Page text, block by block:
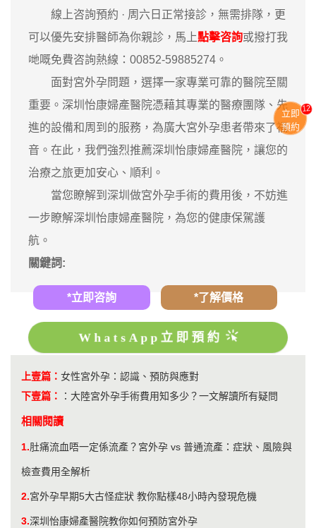
‎線上咨詢預約 · ‎周六日正常接診，無需排隊，更
可以優先安排醫師為你親診，馬上點擊咨詢或撥打我
哋嘅免費咨詢熱線：00852-59885274。
面對宮外孕問題，選擇一家專業可靠的醫院至關
重要。深圳怡康婦產醫院憑藉其專業的醫療團隊、先
進的設備和周到的服務，為廣大宮外孕患者帶來了福
音。在此，我們強烈推薦深圳怡康婦產醫院，讓您的
治療之旅更加安心、順利。
當您瞭解到深圳做宮外孕手術的費用後，不妨進
一步瞭解深圳怡康婦產醫院，為您的健康保駕護
航。
關鍵詞:
*立即咨詢 *了解價格
WhatsApp立即預約
上壹篇： 女性宮外孕：認識、預防與應對
下壹篇：
： 大陸宮外孕手術費用知多少？一文解讀所有疑問
相關閱讀
1.肚痛流血唔一定係流產？宮外孕 vs 普通流產：症狀、風險與
檢查費用全解析
2.宮外孕早期5大古怪症狀 教你點樣48小時內發現危機
3.深圳怡康婦產醫院教你如何預防宮外孕
立即
預約
11